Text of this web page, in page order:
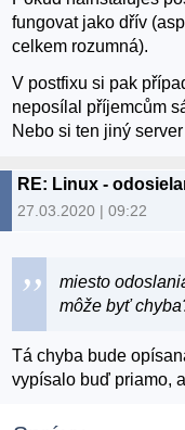
fungovat jako dřív
celkem rozumná).
V postfixu si pak
neposílal příjemcům
Nebo si ten jiný
27.03.2020 | 09:22
miesto
môže byť
Tá chyba bude
vypísalo buď priamo,